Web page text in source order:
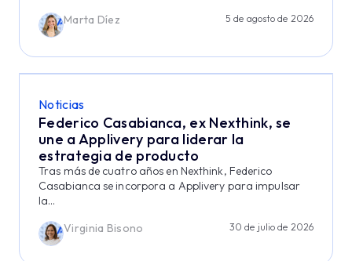
Marta Díez
5 de agosto de 2026
Noticias
Federico Casabianca, ex Nexthink, se
une a Applivery para liderar la
estrategia de producto
Tras más de cuatro años en Nexthink, Federico
Casabianca se incorpora a Applivery para impulsar
la...
Virginia Bisono
30 de julio de 2026